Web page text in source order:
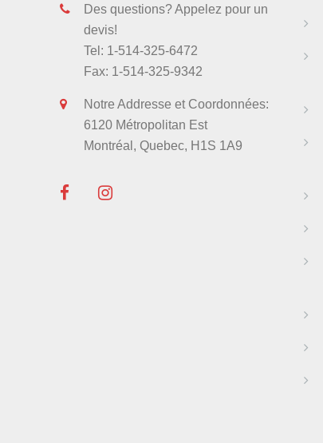
Des questions? Appelez pour un
devis!
Tel: 1-514-325-6472
Fax: 1-514-325-9342
Notre Addresse et Coordonnées:
6120 Métropolitan Est
Montréal, Quebec, H1S 1A9